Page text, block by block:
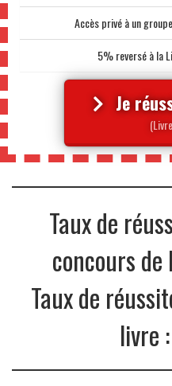
Accès privé à un
5% reversé à la
Je
Taux de
concours de
Taux de
livre :